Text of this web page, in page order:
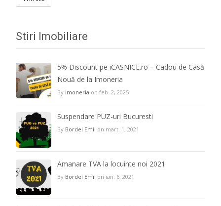
Stiri Imobiliare
5% Discount pe iCASNICE.ro – Cadou de Casă
Nouă de la Imoneria
By imoneria on feb. 2, 2025
Suspendare PUZ-uri Bucuresti
By Bordei Emil on mart. 1, 2021
Amanare TVA la locuinte noi 2021
By Bordei Emil on ian. 6, 2021